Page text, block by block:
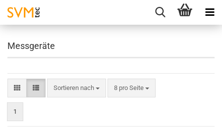
Messgeräte
Sortieren nach 8 pro Seite
1